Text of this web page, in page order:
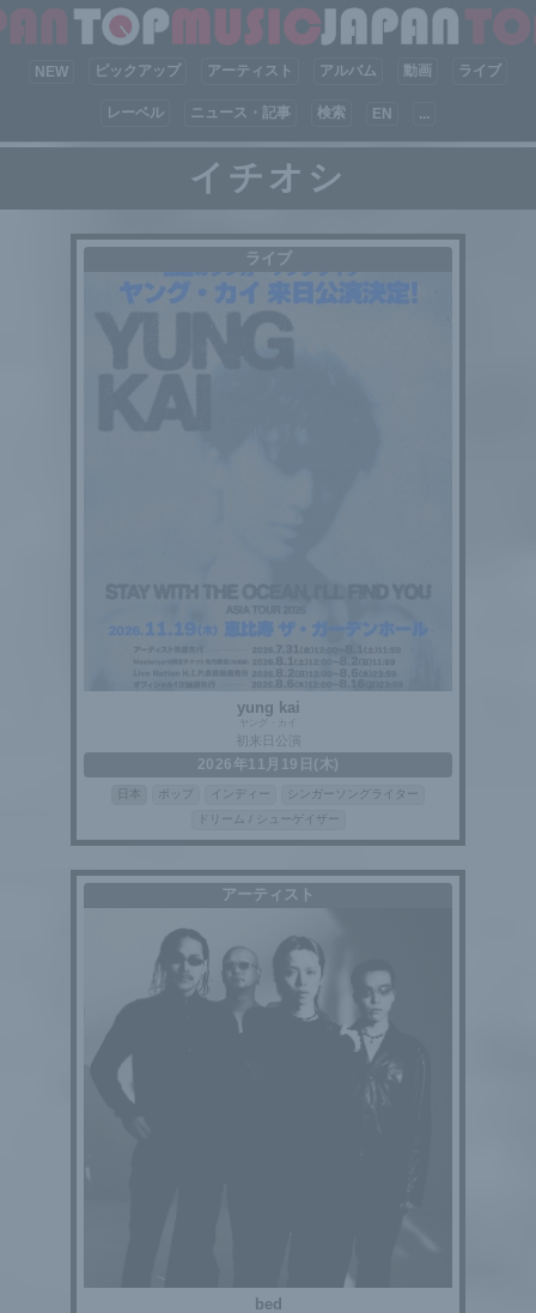
NEW ピックアップ アーティスト アルバム 動画 ライブ
レーベル ニュース・記事 検索 EN ...
イチオシ
ライブ
yung kai
初来日公演
2026年11月19日(木)
ポップ インディー
シンガーソングライター
ドリーム / シューゲイザー
アーティスト
bed